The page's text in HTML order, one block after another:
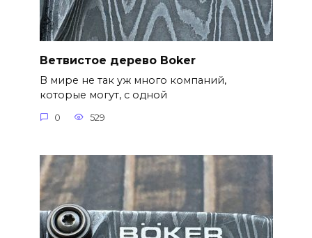
Ветвистое дерево Boker
В мире не так уж много компаний,
которые могут, с одной
0 529